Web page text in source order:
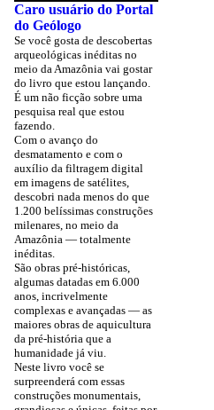
Caro usuário do Portal
do Geólogo
Se você gosta de descobertas
arqueológicas inéditas no
meio da Amazônia vai gostar
do livro que estou lançando.
É um não ficção sobre uma
pesquisa real que estou
fazendo.
Com o avanço do
desmatamento e com o
auxílio da filtragem digital
em imagens de satélites,
descobri nada menos do que
1.200 belíssimas construções
milenares, no meio da
Amazônia — totalmente
inéditas.
São obras pré-históricas,
algumas datadas em 6.000
anos, incrivelmente
complexas e avançadas — as
maiores obras de aquicultura
da pré-história que a
humanidade já viu.
Neste livro você se
surpreenderá com essas
construções monumentais,